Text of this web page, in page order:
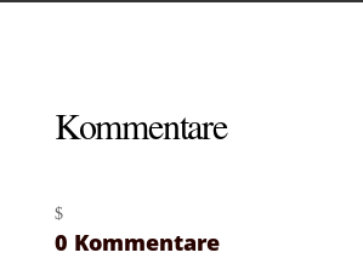
Kommentare
0 Kommentare